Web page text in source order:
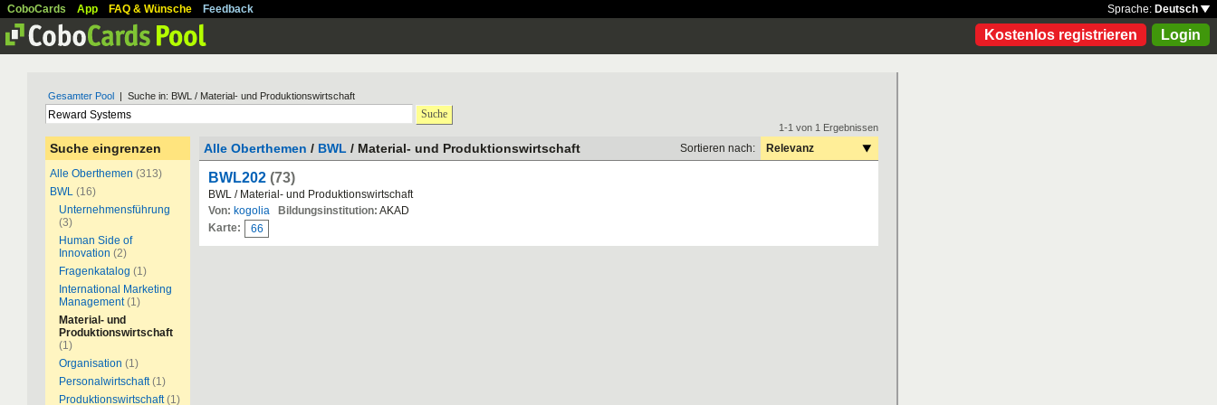
CoboCards App FAQ & Wünsche Feedback Sprache: Deutsch
Kostenlos registrieren Login
Gesamter Pool | Suche in: BWL / Material- und Produktionswirtschaft
Suche
Suche eingrenzen
Alle Oberthemen (313)
BWL (16)
Unternehmensführung
(3)
Human Side of
Innovation (2)
Fragenkatalog (1)
International Marketing
Management (1)
Material- und
Produktionswirtschaft
(1)
Organisation (1)
Personalwirtschaft (1)
Produktionswirtschaft (1)
1-1 von 1 Ergebnissen
Alle Oberthemen / BWL / Material- und Produktionswirtschaft Sortieren nach: Relevanz
BWL202 (73)
BWL / Material- und Produktionswirtschaft
Von: kogolia Bildungsinstitution: AKAD
Karte:
66